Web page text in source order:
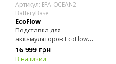
Артикул: EFA-OCEAN2-
BatteryBase
EcoFlow
Подставка для
аккамуляторов EcoFlow
OCEAN 2 Battery Base
16 999 грн
В наличии